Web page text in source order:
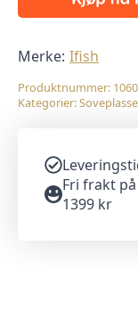
Merke: Ifish
Produktnummer:
Kategorier:
Fri frakt
1399 kr